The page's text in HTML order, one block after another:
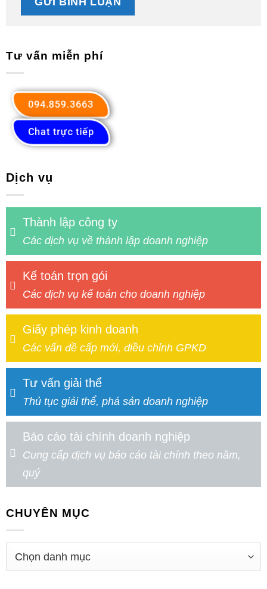
Tư vấn miễn phí
094.859.3663
Chat trực tiếp
Dịch vụ
Thành lập công ty
Các dịch vụ về thành lập doanh nghiệp
Kế toán trọn gói
Các dịch vụ kế toán cho doanh nghiệp
Giấy phép kinh doanh
Các vấn đề cấp mới, điều chỉnh GPKD
Tư vấn giải thể
Thủ tục giải thể, phá sản doanh nghiệp
Báo cáo tài chính doanh nghiệp
Cung cấp dịch vụ báo cáo tài chính theo năm,
quý
CHUYÊN MỤC